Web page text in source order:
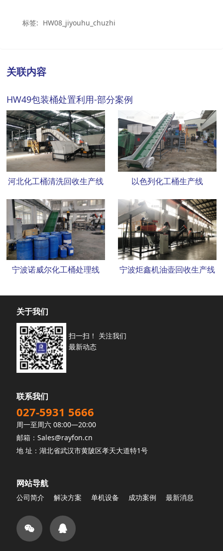
标签: HW08_jiyouhu_chuzhi
关联内容
HW49包装桶处置利用-部分案例
河北化工桶清洗回收生产线 以色列化工桶生产线
宁波诺威尔化工桶处理线 宁波炬鑫机油壶回收生产线
关于我们
扫一扫！ 关注我们
最新动态
联系我们
027-5931 5666
周一至周六 08:00—20:00
邮箱：Sales@rayfon.cn
地 址：湖北省武汉市黄陂区孝天大道特1号
网站导航
公司简介 解决方案 单机设备 成功案例 最新消息